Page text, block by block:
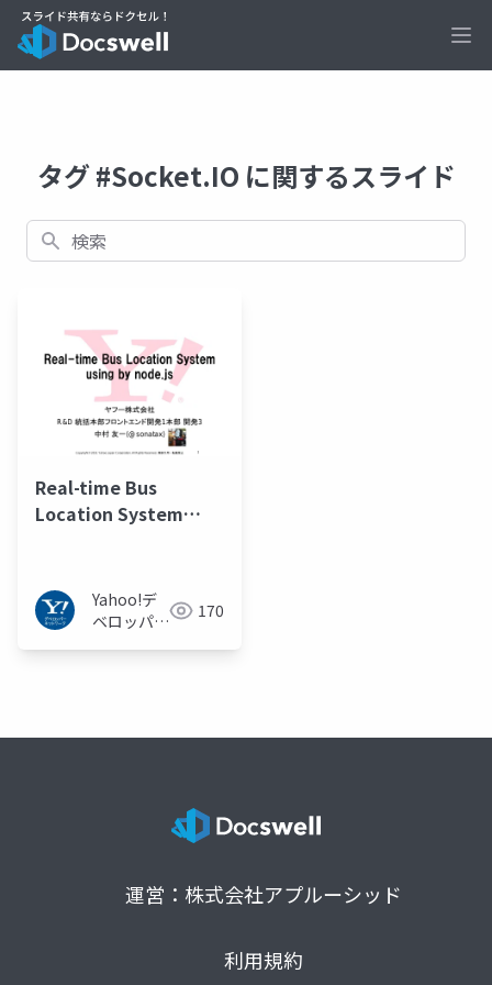
タグ #Socket.IO に関するスライド
検索
Real-time Bus
Location System
Yahoo!デ
ベロッパー
170
運営：株式会社アプルーシッド
利用規約